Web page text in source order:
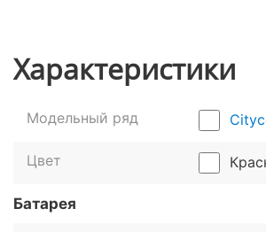
стильным и брутальным дизайном.
Характеристики
Модельный ряд
Цвет
Батарея